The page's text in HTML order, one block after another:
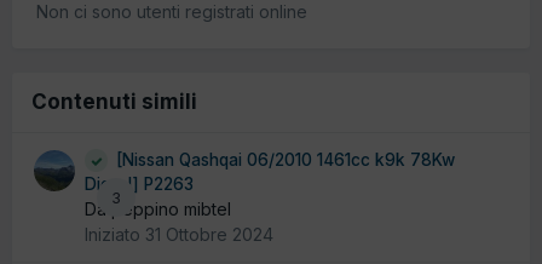
Non ci sono utenti registrati online
Contenuti simili
3
[Nissan Qashqai 06/2010 1461cc k9k 78Kw
Diesel] P2263
Da peppino mibtel
Iniziato 31 Ottobre 2024